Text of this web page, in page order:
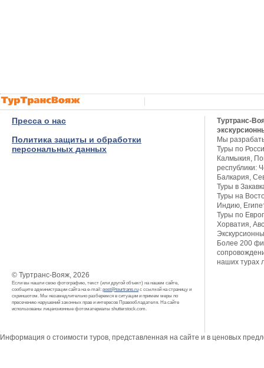
Пресса о нас
Политика защиты и обработки
персональных данных
© Туртранс-Вояж, 2026
Если вы нашли свою фотографию, текст (или другой объект) на нашем сайте,
сообщите администрации сайта на e-mail: post@tourtrans.ru с ссылкой на страницу и
скриншотом. Мы незамедлительно разберемся в ситуации и примем меры по
пресечению нарушений законных прав и интересов Правообладателя. На сайте
использованы лицензионные фотоматериалы shutterstock.com.
Туртранс-
Мы
Туры по
Калмыкия,
республики:
Балкария,
Туры в
Туры на
Индию,
Туры по
Хорватия,
Более 200
наших турах
Информация о стоимости туров, представленная на сайте и в ценовых